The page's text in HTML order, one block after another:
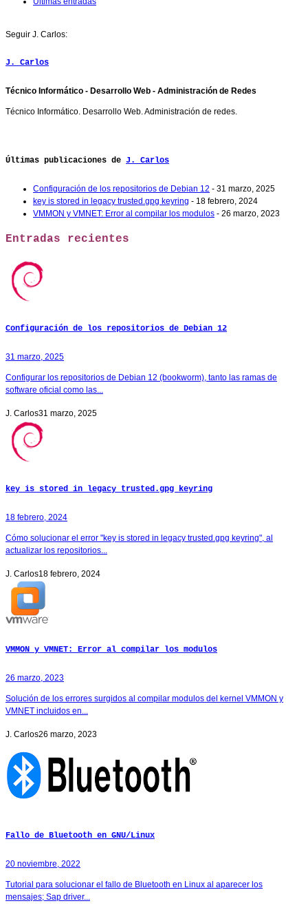
Seguir J. Carlos:
J. Carlos
Técnico Informático - Desarrollo Web - Administración de Redes
Técnico Informático. Desarrollo Web. Administración de redes.
Últimas publicaciones de J. Carlos
Configuración de los repositorios de Debian 12 - 31 marzo, 2025
key is stored in legacy trusted.gpg keyring - 18 febrero, 2024
VMMON y VMNET: Error al compilar los modulos - 26 marzo, 2023
Entradas recientes
Configuración de los repositorios de Debian 12
31 marzo, 2025
Configurar los repositorios de Debian 12 (bookworm), tanto las ramas de
software oficial como las...
J. Carlos31 marzo, 2025
key is stored in legacy trusted.gpg keyring
18 febrero, 2024
Cómo solucionar el error "key is stored in legacy trusted.gpg keyring", al
actualizar los repositorios...
J. Carlos18 febrero, 2024
VMMON y VMNET: Error al compilar los modulos
26 marzo, 2023
Solución de los errores surgidos al compilar modulos del kernel VMMON y
VMNET incluidos en...
J. Carlos26 marzo, 2023
Fallo de Bluetooth en GNU/Linux
20 noviembre, 2022
Tutorial para solucionar el fallo de Bluetooth en Linux al aparecer los
mensajes; Sap driver...